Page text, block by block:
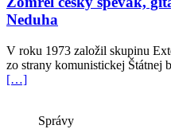
Neduha
V roku 1973 založil skupinu
zo strany komunistickej Štátnej
[…]
Správy